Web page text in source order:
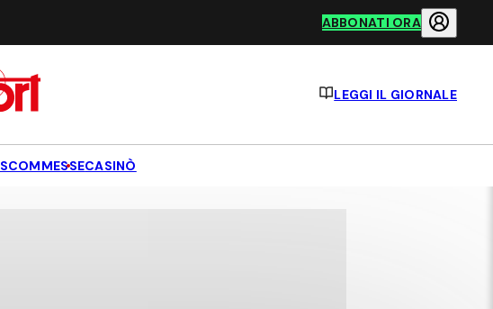
ABBONATI ORA
LEGGI IL GIORNALE
SCOMMESSECASINÒ